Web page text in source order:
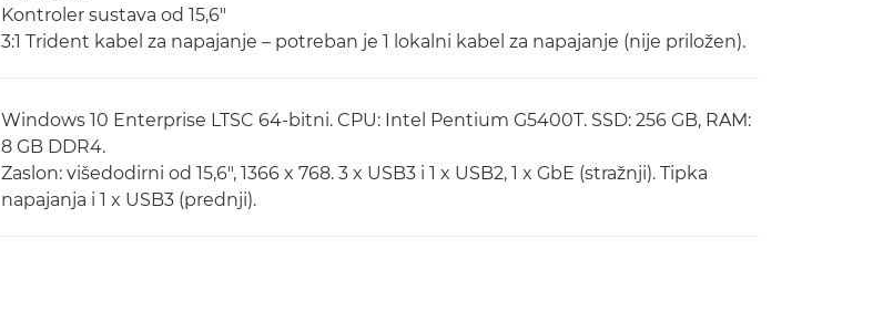
Kontroler sustava od 15,6"
3:1 Trident kabel za napajanje – potreban je 1 lokalni kabel za napajanje (nije priložen).
Windows 10 Enterprise LTSC 64-bitni. CPU: Intel Pentium G5400T. SSD: 256 GB, RAM:
8 GB DDR4.
Zaslon: višedodirni od 15,6", 1366 x 768. 3 x USB3 i 1 x USB2, 1 x GbE (stražnji). Tipka
napajanja i 1 x USB3 (prednji).